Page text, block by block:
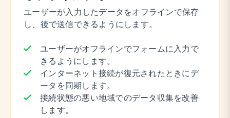
ユーザーが入力したデータをオフラインで保存
し、後で送信できるようにします。
ユーザーがオフラインでフォームに入力で
きるようにします。
インターネット接続が復元されたときにデ
ータを同期します。
接続状態の悪い地域でのデータ収集を改善
します。